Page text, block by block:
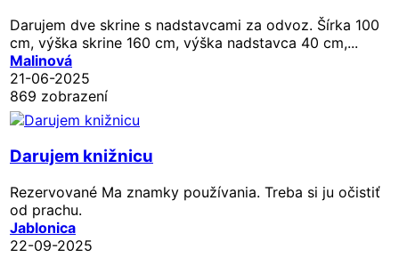
Darujem dve skrine s nadstavcami za odvoz. Šírka 100
cm, výška skrine 160 cm, výška nadstavca 40 cm,...
Malinová
21-06-2025
869 zobrazení
Darujem knižnicu
Rezervované Ma znamky používania. Treba si ju očistiť
od prachu.
Jablonica
22-09-2025